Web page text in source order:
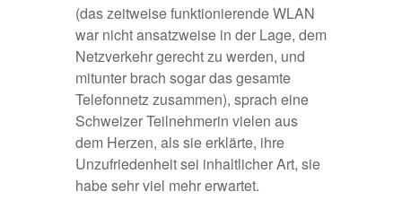
(das zeitweise funktionierende WLAN
war nicht ansatzweise in der Lage, dem
Netzverkehr gerecht zu werden, und
mitunter brach sogar das gesamte
Telefonnetz zusammen), sprach eine
Schweizer Teilnehmerin vielen aus
dem Herzen, als sie erklärte, ihre
Unzufriedenheit sei inhaltlicher Art, sie
habe sehr viel mehr erwartet.